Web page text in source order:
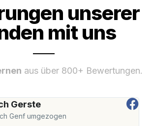
unserer
mit uns
aus über 800+ Bewertungen.
Gerste
Genf umgezogen